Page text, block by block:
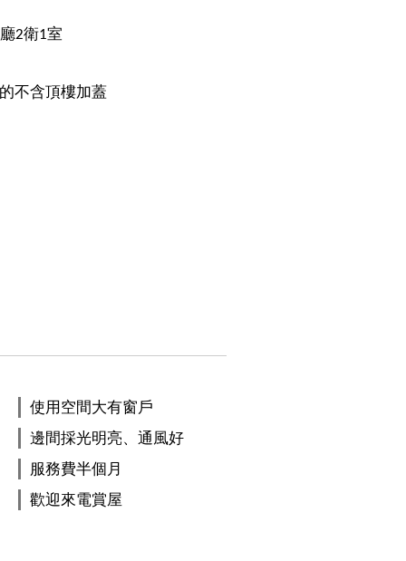
2衛1室
不含頂樓加蓋
使用空間大有窗戶
邊間採光明亮、通風好
服務費半個月
歡迎來電賞屋